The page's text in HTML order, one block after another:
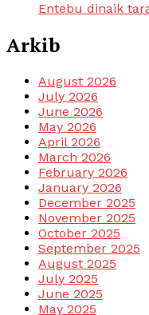
Entebu dinaik
Arkib
August 2026
July 2026
June 2026
May 2026
April 2026
March 2026
February 2026
January 2026
December 2025
November 2025
October 2025
September 2025
August 2025
July 2025
June 2025
May 2025